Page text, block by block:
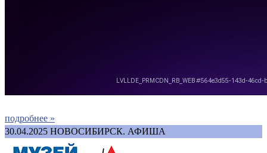
подробнее »
30.04.2025 НОВОСИБИРСК. АФИША